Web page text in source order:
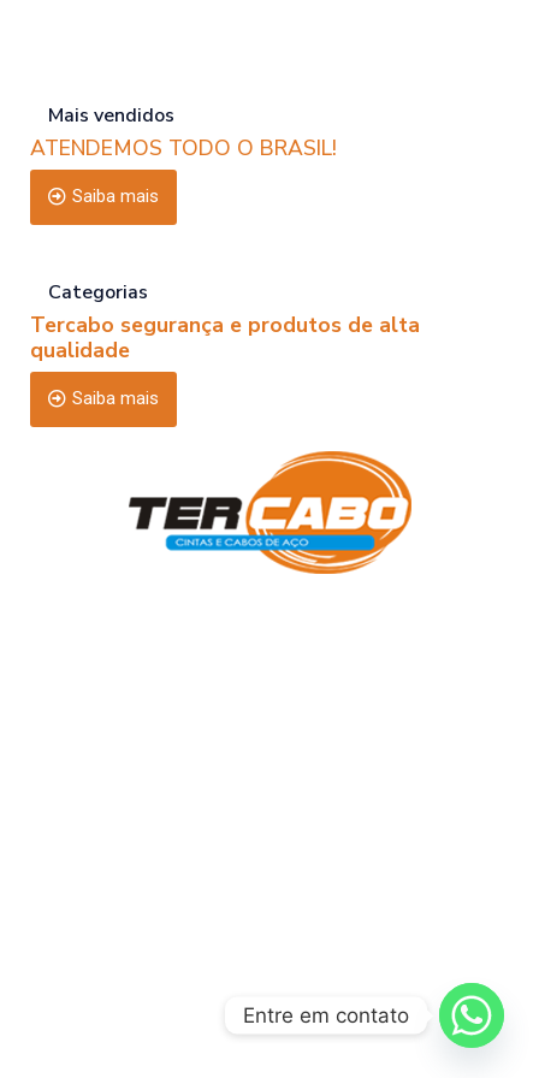
Mais vendidos
ATENDEMOS TODO O BRASIL!
Saiba mais
Categorias
Tercabo segurança e produtos de alta
qualidade
Saiba mais
Entre em contato